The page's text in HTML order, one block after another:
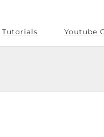
Tutorials Youtube